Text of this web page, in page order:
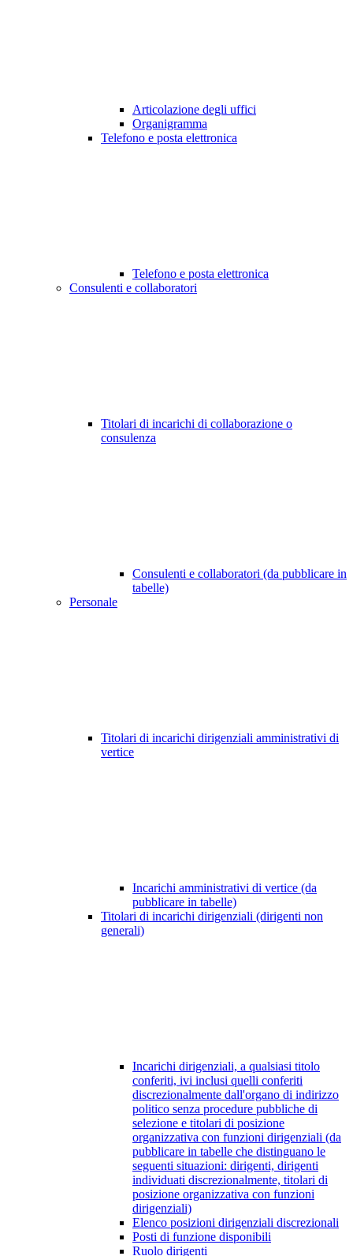
Articolazione degli uffici
Organigramma
Telefono e posta elettronica
Telefono e posta elettronica
Consulenti e collaboratori
Titolari di incarichi di collaborazione o
consulenza
Consulenti e collaboratori (da pubblicare in
tabelle)
Personale
Titolari di incarichi dirigenziali amministrativi di
vertice
Incarichi amministrativi di vertice (da
pubblicare in tabelle)
Titolari di incarichi dirigenziali (dirigenti non
generali)
Incarichi dirigenziali, a qualsiasi titolo
conferiti, ivi inclusi quelli conferiti
discrezionalmente dall'organo di indirizzo
politico senza procedure pubbliche di
selezione e titolari di posizione
organizzativa con funzioni dirigenziali (da
pubblicare in tabelle che distinguano le
seguenti situazioni: dirigenti, dirigenti
individuati discrezionalmente, titolari di
posizione organizzativa con funzioni
dirigenziali)
Elenco posizioni dirigenziali discrezionali
Posti di funzione disponibili
Ruolo dirigenti